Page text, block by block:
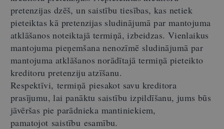
pretenzijas dzēš, un saistību tiesības, kas netiek
pieteiktas kā pretenzijas sludinājumā par mantojuma
atklāšanos noteiktajā termiņā, izbeidzas. Vienlaikus
mantojuma pieņemšana nenozīmē sludinājumā par
mantojuma atklāšanos norādītajā termiņā pieteikto
kreditoru pretenziju atzīšanu.
Respektīvi, termiņā piesakot savu kreditora
prasījumu, lai panāktu saistību izpildīšanu, jums būs
jāvēršas pie parādnieka mantiniekiem,
pamatojot saistību esamību.